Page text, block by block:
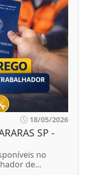
18/05/2026
SP -
no
de...